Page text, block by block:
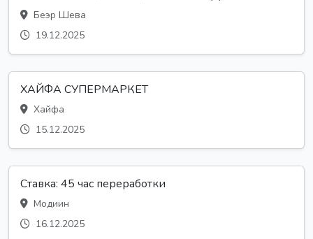
Беэр Шева
19.12.2025
ХАЙФА СУПЕРМАРКЕТ
Хайфа
15.12.2025
Ставка: 45 час переработки
Модиин
16.12.2025